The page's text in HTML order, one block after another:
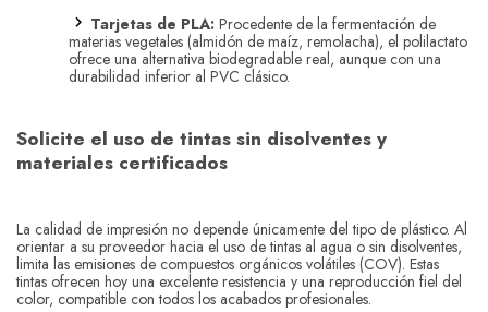
Tarjetas de PLA: Procedente de la fermentación de
materias vegetales (almidón de maíz, remolacha), el polilactato
ofrece una alternativa biodegradable real, aunque con una
durabilidad inferior al PVC clásico.
Solicite el uso de tintas sin disolventes y
materiales certificados
La calidad de impresión no depende únicamente del tipo de plástico. Al
orientar a su proveedor hacia el uso de tintas al agua o sin disolventes,
limita las emisiones de compuestos orgánicos volátiles (COV). Estas
tintas ofrecen hoy una excelente resistencia y una reproducción fiel del
color, compatible con todos los acabados profesionales.